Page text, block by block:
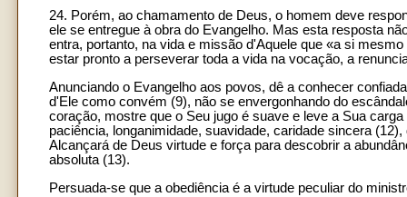
24. Porém, ao chamamento de Deus, o homem deve
ele se entregue à obra do Evangelho. Mas esta resposta
entra, portanto, na vida e missão d'Aquele que «a si
estar pronto a perseverar toda a vida na vocação, a
Anunciando o Evangelho aos povos, dê a conhecer
d'Ele como convém (9), não se envergonhando do
coração, mostre que o Seu jugo é suave e leve a Sua
paciência, longanimidade, suavidade, caridade sincera
Alcançará de Deus virtude e força para descobrir a
absoluta (13).
Persuada-se que a obediência é a virtude peculiar do